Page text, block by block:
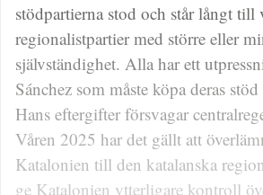
stödpartierna stod och står långt till
regionalistpartier med större eller
självständighet. Alla har ett
Sánchez som måste köpa deras
Hans eftergifter försvagar
Våren 2025 har det gällt att
Katalonien till den katalanska
ge Katalonien ytterligare kontroll